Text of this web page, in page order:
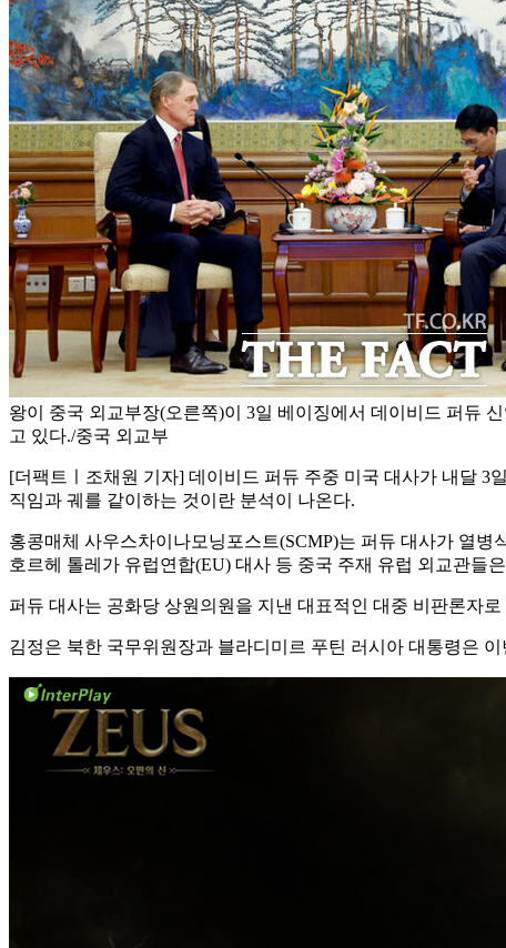
왕이 중국 외교부장(오른쪽)이 3일 베이징에서 데이비드 퍼듀
고 있다./중국 외교부
[더팩트ㅣ조채원 기자] 데이비드 퍼듀 주중 미국 대사가 내달 3
직임과 궤를 같이하는 것이란 분석이 나온다.
홍콩매체 사우스차이나모닝포스트(SCMP)는 퍼듀 대사가 열
호르헤 톨레가 유럽연합(EU) 대사 등 중국 주재 유럽 외교관들
퍼듀 대사는 공화당 상원의원을 지낸 대표적인 대중 비판론자
김정은 북한 국무위원장과 블라디미르 푸틴 러시아 대통령은